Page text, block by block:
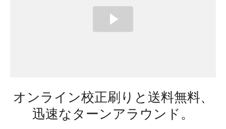
オンライン校正刷りと送料無料、
迅速なターンアラウンド。